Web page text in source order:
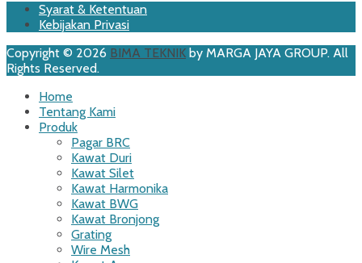
Footer
Menu
Skip
Syarat & Ketentuan
Kebijakan Privasi
Copyright © 2026 BIMA TEKNIK by MARGA JAYA GROUP. All
Rights Reserved.
Home
Tentang Kami
Produk
Pagar BRC
Kawat Duri
Kawat Silet
Kawat Harmonika
Kawat BWG
Kawat Bronjong
Grating
Wire Mesh